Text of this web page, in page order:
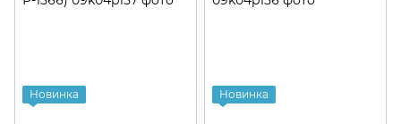
Новинка Новинка